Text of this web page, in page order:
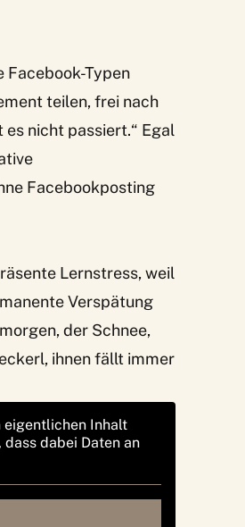
Facebook-Typen
teilen, frei nach
es nicht passiert.“ Egal
Facebookposting
Lernstress, weil
Verspätung
der Schnee,
ihnen fällt immer
eigentlichen Inhalt
dabei Daten an